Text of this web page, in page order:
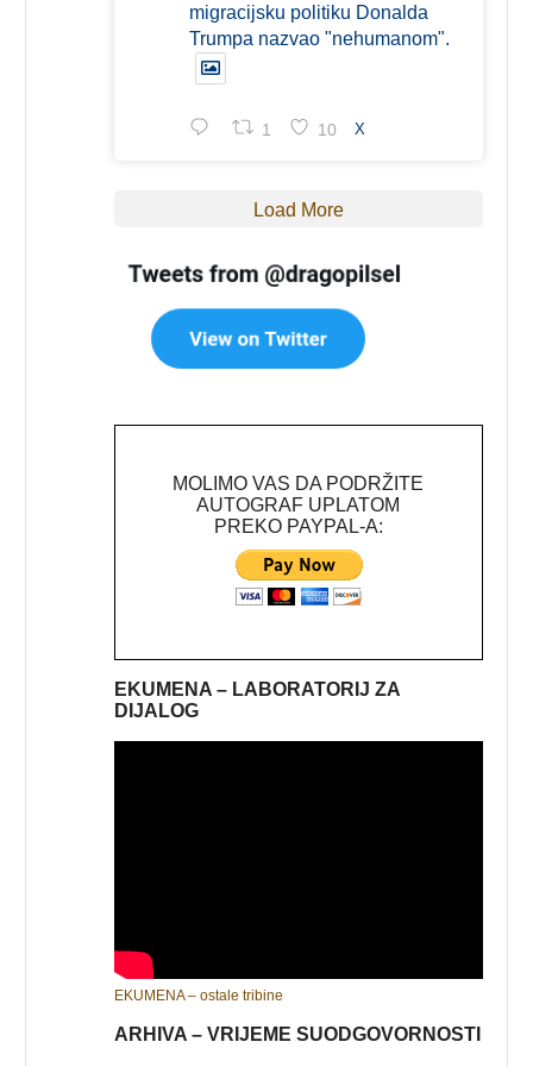
migracijsku politiku Donalda
Trumpa nazvao "nehumanom".
1 10 X
Load More
MOLIMO VAS DA PODRŽITE
AUTOGRAF UPLATOM
PREKO PAYPAL-A:
EKUMENA – LABORATORIJ ZA
DIJALOG
EKUMENA – ostale tribine
ARHIVA – VRIJEME SUODGOVORNOSTI